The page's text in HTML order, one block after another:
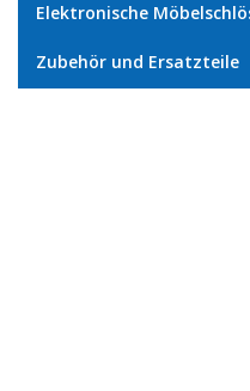
Elektronische
Zubehör und Ersatzteile